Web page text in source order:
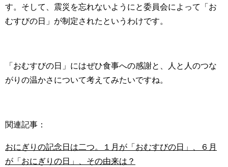
す。そして、震災を忘れないようにと委員会によって「お
むすびの日」が制定されたというわけです。
「おむすびの日」にはぜひ食事への感謝と、人と人のつな
がりの温かさについて考えてみたいですね。
関連記事：
おにぎりの記念日は二つ。１月が「おむすびの日」、６月
が「おにぎりの日」、その由来は？